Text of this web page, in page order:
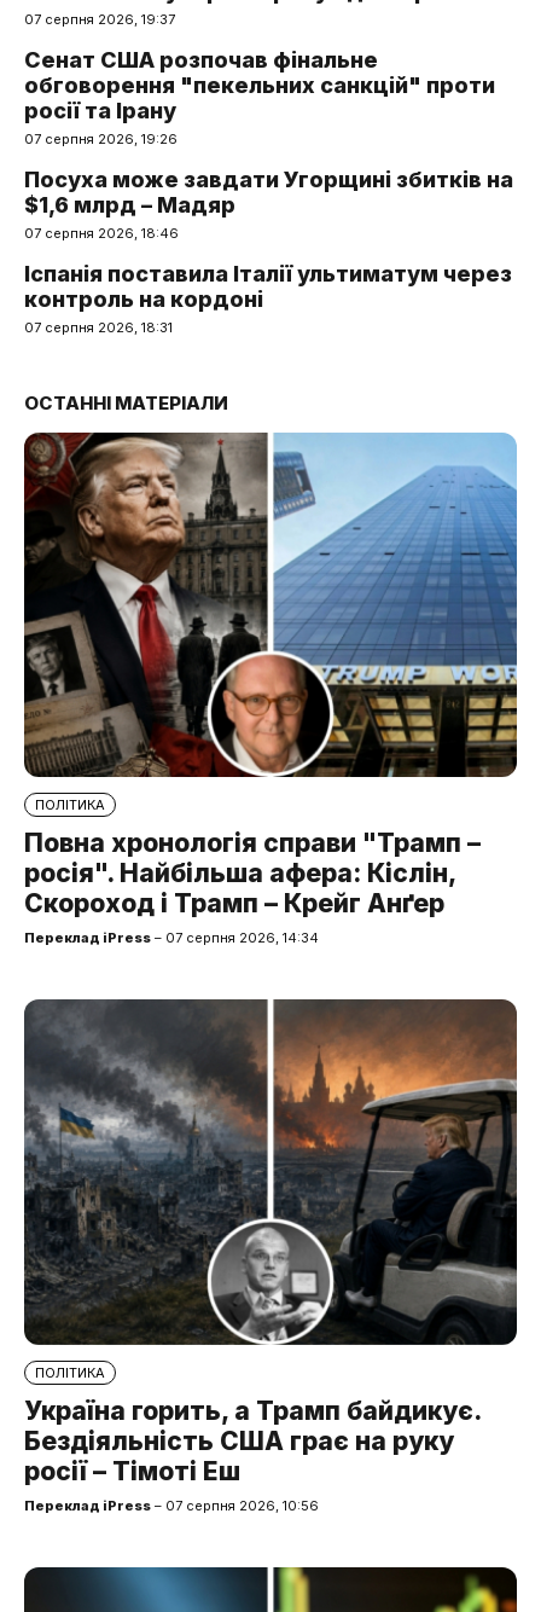
07 серпня 2026, 19:37
Сенат США розпочав фінальне
обговорення "пекельних санкцій" проти
росії та Ірану
07 серпня 2026, 19:26
Посуха може завдати Угорщині збитків на
$1,6 млрд – Мадяр
07 серпня 2026, 18:46
Іспанія поставила Італії ультиматум через
контроль на кордоні
07 серпня 2026, 18:31
ОСТАННІ МАТЕРІАЛИ
ПОЛІТИКА
Повна хронологія справи "Трамп –
росія". Найбільша афера: Кіслін,
Скороход і Трамп – Крейг Анґер
Переклад iPress – 07 серпня 2026, 14:34
ПОЛІТИКА
Україна горить, а Трамп байдикує.
Бездіяльність США грає на руку
росії – Тімоті Еш
Переклад iPress – 07 серпня 2026, 10:56